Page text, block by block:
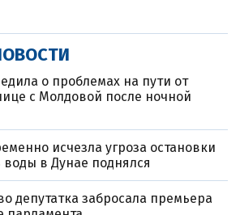
о проблемах на пути от
с Молдовой после ночной
исчезла угроза остановки
воды в Дунае поднялся
депутатка забросала премьера